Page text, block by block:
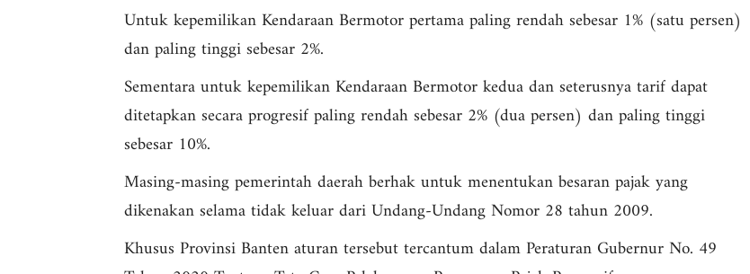
Untuk kepemilikan Kendaraan Bermotor pertama paling rendah sebesar 1% (satu persen)
dan paling tinggi sebesar 2%.
Sementara untuk kepemilikan Kendaraan Bermotor kedua dan seterusnya tarif dapat
ditetapkan secara progresif paling rendah sebesar 2% (dua persen) dan paling tinggi
sebesar 10%.
Masing-masing pemerintah daerah berhak untuk menentukan besaran pajak yang
dikenakan selama tidak keluar dari Undang-Undang Nomor 28 tahun 2009.
Khusus Provinsi Banten aturan tersebut tercantum dalam Peraturan Gubernur No. 49